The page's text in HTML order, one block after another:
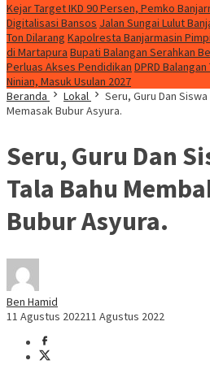
Kejar Target IKD 90 Persen, Pemko
Digitalisasi Bansos Jalan Sungai Lulut
Ton Dilarang Kapolresta Banjarmasin
di Martapura Bupati Balangan Serahkan
Perluas Akses Pendidikan DPRD
Ninian, Masuk Usulan 2027
Beranda
Lokal
Seru, Guru Dan
Memasak Bubur Asyura.
Seru, Guru Dan
Tala Bahu
Bubur Asyura.
Ben Hamid
11 Agustus 202211 Agustus 2022